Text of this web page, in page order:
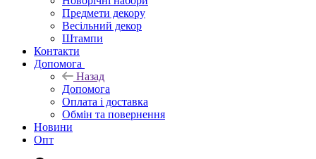
Предмети декору
Весільний декор
Штампи
Контакти
Допомога
Назад
Допомога
Оплата і доставка
Обмін та повернення
Новини
Опт